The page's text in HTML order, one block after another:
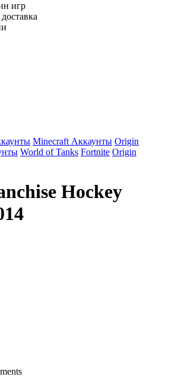
игр
Minecraft Аккаунты Origin
World of Tanks Fortnite Origin
Hockey